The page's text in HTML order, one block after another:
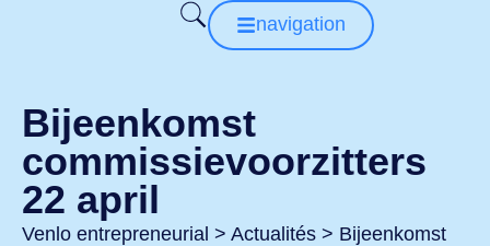
navigation
Bijeenkomst
commissievoorzitters
22 april
Venlo entrepreneurial > Actualités > Bijeenkomst